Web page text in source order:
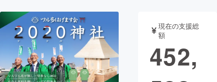
テクノロジー・ガジェット
映像・映画 書籍・雑誌
現在の支援総
額
452,